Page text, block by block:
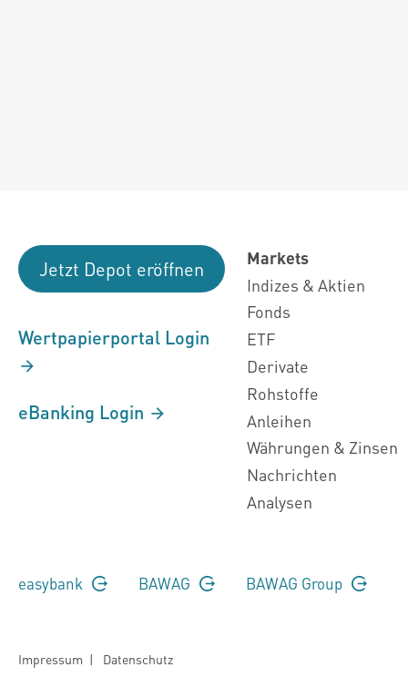
Jetzt Depot eröffnen
Wertpapierportal Login
eBanking Login
Markets
Indizes & Aktien
Fonds
ETF
Derivate
Rohstoffe
Anleihen
Währungen & Zinsen
Nachrichten
Analysen
easybank BAWAG BAWAG Group
Impressum | Datenschutz